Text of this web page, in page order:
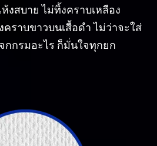
งสบายไม่ทิ้งคราบเหลือง
คราบขาวบนเสื้อดำไม่ว่าจะใส่
กกรมอะไร ก็มั่นใจทุกยก